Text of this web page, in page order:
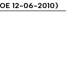
12-06-2010)